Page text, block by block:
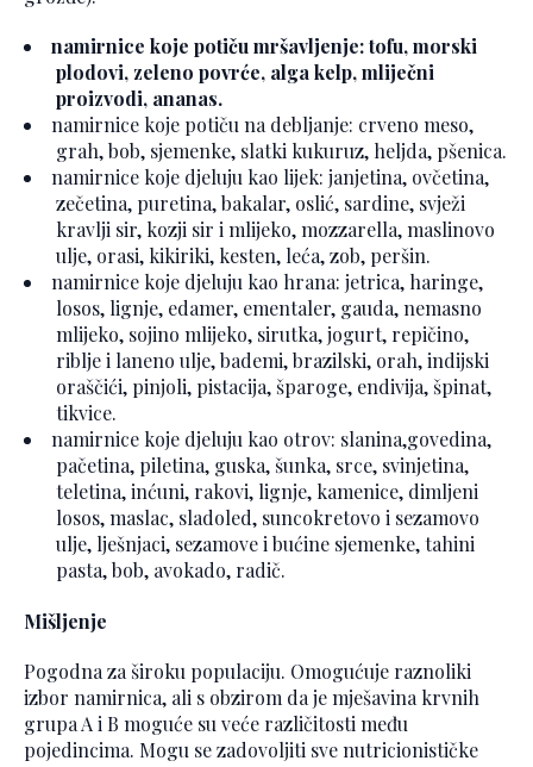
namirnice koje potiču mršavljenje: tofu, morski
plodovi, zeleno povrće, alga kelp, mliječni
proizvodi, ananas.
namirnice koje potiču na debljanje: crveno meso,
grah, bob, sjemenke, slatki kukuruz, heljda, pšenica.
namirnice koje djeluju kao lijek: janjetina, ovčetina,
zečetina, puretina, bakalar, oslić, sardine, svježi
kravlji sir, kozji sir i mlijeko, mozzarella, maslinovo
ulje, orasi, kikiriki, kesten, leća, zob, peršin.
namirnice koje djeluju kao hrana: jetrica, haringe,
losos, lignje, edamer, ementaler, gauda, nemasno
mlijeko, sojino mlijeko, sirutka, jogurt, repičino,
riblje i laneno ulje, bademi, brazilski, orah, indijski
oraščići, pinjoli, pistacija, šparoge, endivija, špinat,
tikvice.
namirnice koje djeluju kao otrov: slanina,govedina,
pačetina, piletina, guska, šunka, srce, svinjetina,
teletina, inćuni, rakovi, lignje, kamenice, dimljeni
losos, maslac, sladoled, suncokretovo i sezamovo
ulje, lješnjaci, sezamove i bućine sjemenke, tahini
pasta, bob, avokado, radič.
Mišljenje
Pogodna za široku populaciju. Omogućuje raznoliki
izbor namirnica, ali s obzirom da je mješavina krvnih
grupa A i B moguće su veće različitosti među
pojedincima. Mogu se zadovoljiti sve nutricionističke